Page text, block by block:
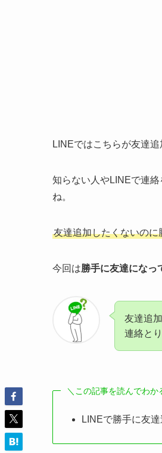
LINEではこちらが友達
知らない人やLINEで連
ね。
友達追加したくないの
今回は勝手に友達になっ
友達追
連絡と
＼この記事を読んでわか
LINEで勝手に友